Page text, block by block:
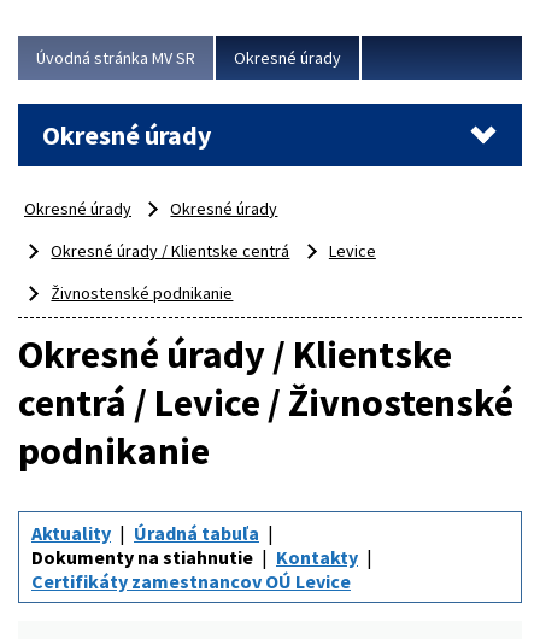
Viac
Úvodná stránka MV SR Okresné úrady
Okresné úrady
Okresné úrady
Okresné úrady
Okresné úrady / Klientske centrá
Levice
Živnostenské podnikanie
Okresné úrady / Klientske
centrá / Levice / Živnostenské
podnikanie
Aktuality
Úradná tabuľa
Dokumenty na stiahnutie
Kontakty
Certifikáty zamestnancov OÚ Levice